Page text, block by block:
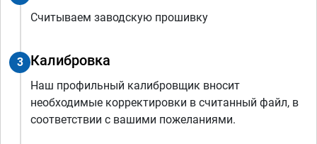
Считываем заводскую прошивку
3 Калибровка
Наш профильный калибровщик вносит
необходимые корректировки в считанный файл, в
соответствии с вашими пожеланиями.